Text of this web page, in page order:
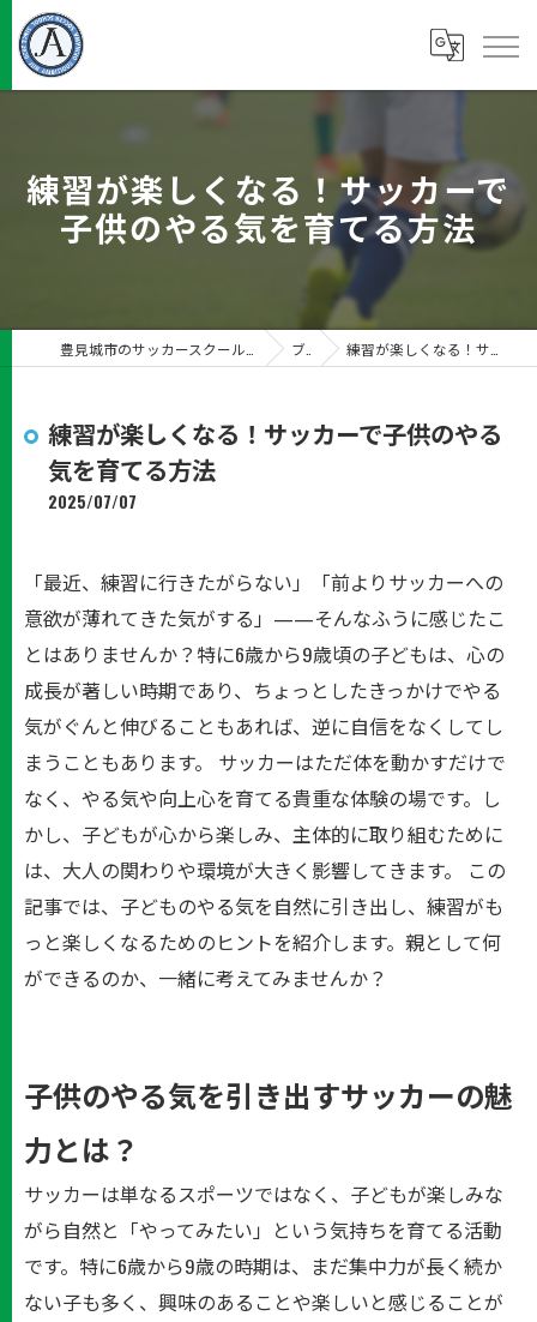
練習が楽しくなる！サッカーで
子供のやる気を育てる方法
ブログ 練習が楽しくなる！サッカーで子供のやる気を育てる方法
練習が楽しくなる！サッカーで子供のやる
気を育てる方法
2025/07/07
「最近、練習に行きたがらない」「前よりサッカーへの
意欲が薄れてきた気がする」——そんなふうに感じたこ
とはありませんか？特に6歳から9歳頃の子どもは、心の
成長が著しい時期であり、ちょっとしたきっかけでやる
気がぐんと伸びることもあれば、逆に自信をなくしてし
まうこともあります。 サッカーはただ体を動かすだけで
なく、やる気や向上心を育てる貴重な体験の場です。し
かし、子どもが心から楽しみ、主体的に取り組むために
は、大人の関わりや環境が大きく影響してきます。 この
記事では、子どものやる気を自然に引き出し、練習がも
っと楽しくなるためのヒントを紹介します。親として何
ができるのか、一緒に考えてみませんか？
子供のやる気を引き出すサッカーの魅
力とは？
サッカーは単なるスポーツではなく、子どもが楽しみな
がら自然と「やってみたい」という気持ちを育てる活動
です。特に6歳から9歳の時期は、まだ集中力が長く続か
ない子も多く、興味のあることや楽しいと感じることが